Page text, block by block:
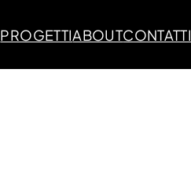
PROGETTIABOUTCONTATTI